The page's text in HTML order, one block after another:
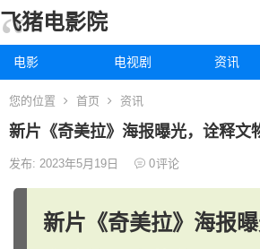
飞猪电影院
电影 电视剧 资讯
您的位置 首页 资讯
新片《奇美拉》海报曝光，诠释文
发布: 2023年5月19日 0评论
新片《奇美拉》海报